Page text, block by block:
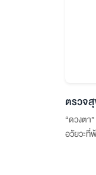
ตรวจ
“ดวงตา
อวัยวะที่